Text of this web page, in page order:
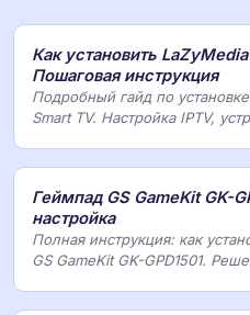
Как установить
Пошаговая инструкция
Подробный гайд по
Smart TV. Настройка IPTV,
Геймпад GS GameKit GK-
настройка
Полная инструкция: как
GS GameKit GK-GPD1501.